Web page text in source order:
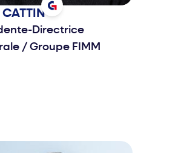
CATTIN
Directrice
/ Groupe FIMM